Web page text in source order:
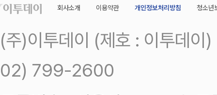
회사소개 이용약관 개인정보처리방침 청소년
(주)이투데이 (제호 : 이투데
02) 799-2600